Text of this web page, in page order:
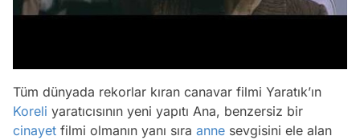
Tüm dünyada rekorlar kıran canavar filmi Yaratık’ın
Koreli yaratıcısının yeni yapıtı Ana, benzersiz bir
cinayet filmi olmanın yanı sıra anne sevgisini ele alan